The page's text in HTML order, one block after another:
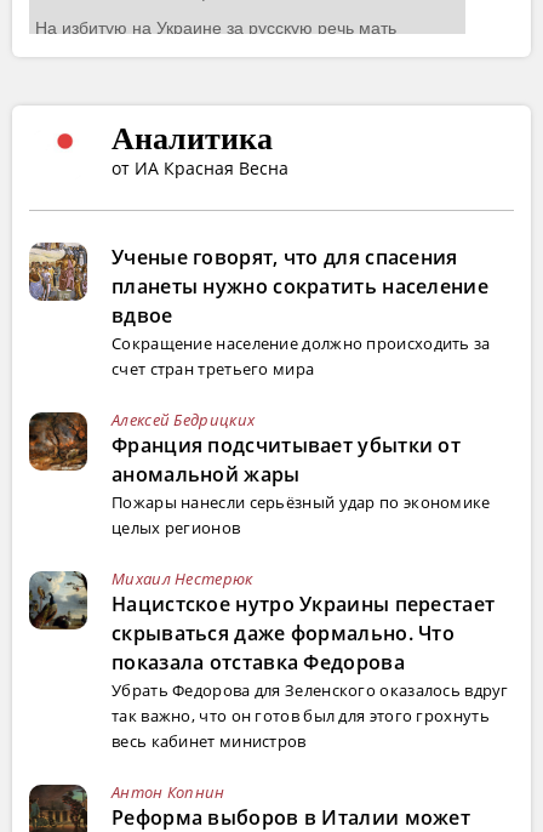
Аналитика
от ИА Красная Весна
Ученые говорят, что для спасения
планеты нужно сократить население
вдвое
Сокращение население должно происходить за
счет стран третьего мира
Алексей Бедрицких
Франция подсчитывает убытки от
аномальной жары
Пожары нанесли серьёзный удар по экономике
целых регионов
Михаил Нестерюк
Нацистское нутро Украины перестает
скрываться даже формально. Что
показала отставка Федорова
Убрать Федорова для Зеленского оказалось вдруг
так важно, что он готов был для этого грохнуть
весь кабинет министров
Антон Копнин
Реформа выборов в Италии может